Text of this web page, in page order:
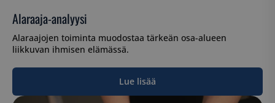
Alaraaja-analyysi
Alaraajojen toiminta muodostaa tärkeän osa-alueen
liikkuvan ihmisen elämässä.
Lue lisää